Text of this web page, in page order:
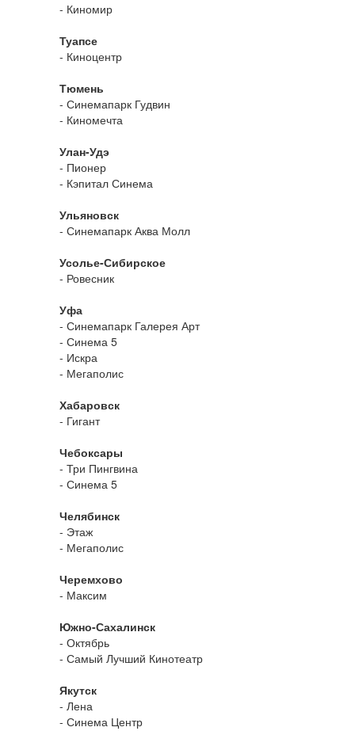
- Киномир
Туапсе
- Киноцентр
Тюмень
- Синемапарк Гудвин
- Киномечта
Улан-Удэ
- Пионер
- Кэпитал Синема
Ульяновск
- Синемапарк Аква Молл
Усолье-Сибирское
- Ровесник
Уфа
- Синемапарк Галерея Арт
- Синема 5
- Искра
- Мегаполис
Хабаровск
- Гигант
Чебоксары
- Три Пингвина
- Синема 5
Челябинск
- Этаж
- Мегаполис
Черемхово
- Максим
Южно-Сахалинск
- Октябрь
- Самый Лучший Кинотеатр
Якутск
- Лена
- Синема Центр